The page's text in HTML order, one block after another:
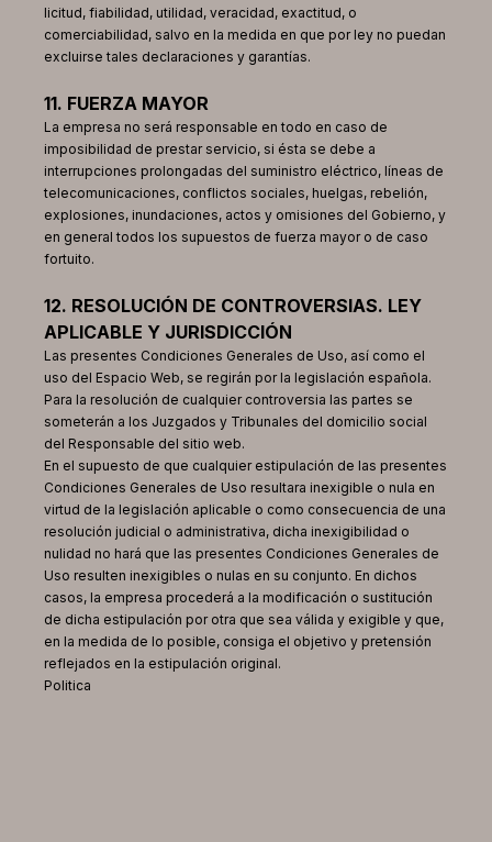
licitud, fiabilidad, utilidad, veracidad, exactitud, o
comerciabilidad, salvo en la medida en que por ley no puedan
excluirse tales declaraciones y garantías.
11. FUERZA MAYOR
La empresa no será responsable en todo en caso de
imposibilidad de prestar servicio, si ésta se debe a
interrupciones prolongadas del suministro eléctrico, líneas de
telecomunicaciones, conflictos sociales, huelgas, rebelión,
explosiones, inundaciones, actos y omisiones del Gobierno, y
en general todos los supuestos de fuerza mayor o de caso
fortuito.
12. RESOLUCIÓN DE CONTROVERSIAS. LEY
APLICABLE Y JURISDICCIÓN
Las presentes Condiciones Generales de Uso, así como el
uso del Espacio Web, se regirán por la legislación española.
Para la resolución de cualquier controversia las partes se
someterán a los Juzgados y Tribunales del domicilio social
del Responsable del sitio web.
En el supuesto de que cualquier estipulación de las presentes
Condiciones Generales de Uso resultara inexigible o nula en
virtud de la legislación aplicable o como consecuencia de una
resolución judicial o administrativa, dicha inexigibilidad o
nulidad no hará que las presentes Condiciones Generales de
Uso resulten inexigibles o nulas en su conjunto. En dichos
casos, la empresa procederá a la modificación o sustitución
de dicha estipulación por otra que sea válida y exigible y que,
en la medida de lo posible, consiga el objetivo y pretensión
reflejados en la estipulación original.
Politica